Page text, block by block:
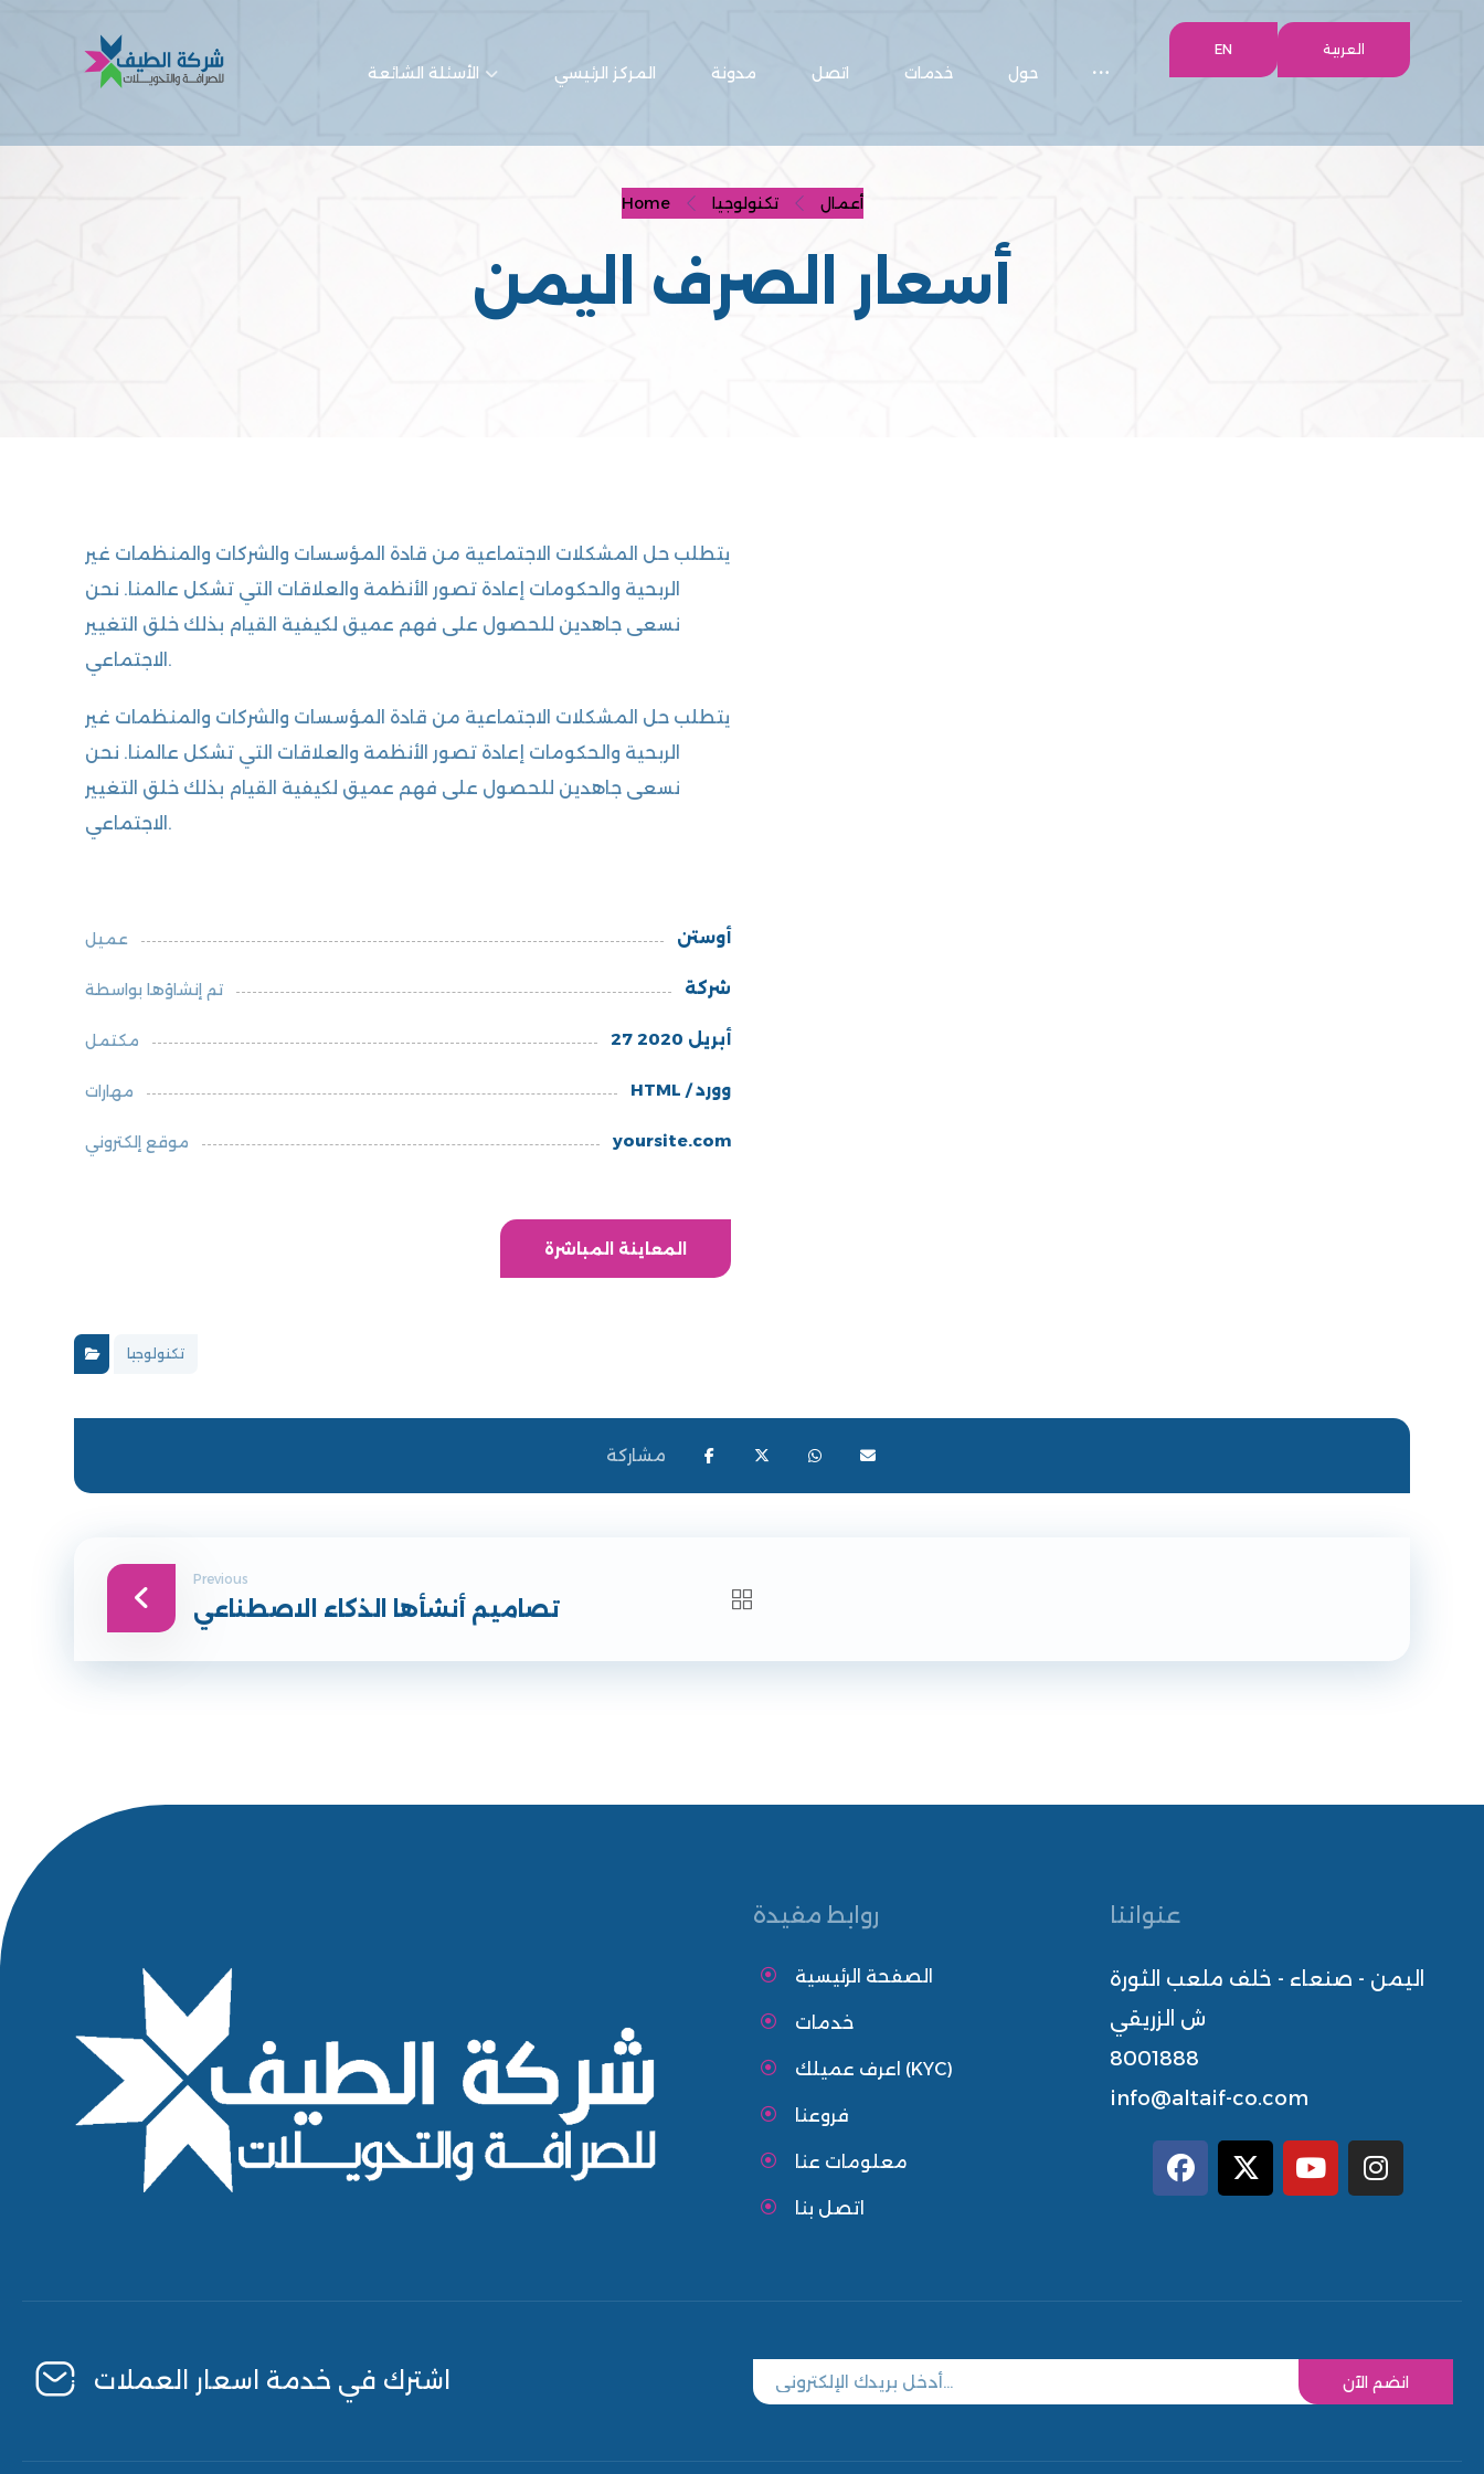
الأسئلة الشائعة المركز الرئيسي مدونة اتصل خدمات حول
العربية EN
Home أعمال تكنولوجيا
أسعار الصرف اليمن
يتطلب حل المشكلات الاجتماعية من قادة المؤسسات والشركات والمنظمات غير
الربحية والحكومات إعادة تصور الأنظمة والعلاقات التي تشكل عالمنا. نحن
نسعى جاهدين للحصول على فهم عميق لكيفية القيام بذلك خلق التغيير
الاجتماعي.
يتطلب حل المشكلات الاجتماعية من قادة المؤسسات والشركات والمنظمات غير
الربحية والحكومات إعادة تصور الأنظمة والعلاقات التي تشكل عالمنا. نحن
نسعى جاهدين للحصول على فهم عميق لكيفية القيام بذلك خلق التغيير
الاجتماعي.
عميل أوستن
تم إنشاؤها بواسطة شركة
مكتمل 27 أبريل 2020
مهارات HTML / وورد
موقع إلكتروني yoursite.com
المعاينة المباشرة
تكنولوجيا
Previous
تصاميم أنشأها الذكاء الاصطناعي
روابط مفيدة
الصفحة الرئيسية
خدمات
اعرف عميلك (KYC)
فروعنا
معلومات عنا
اتصل بنا
عنواننا
اليمن - صنعاء - خلف ملعب الثورة
ش الزريقي
8001888
info@altaif-co.com
انضم الآن